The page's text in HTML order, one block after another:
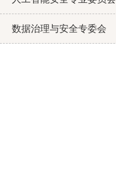
数据治理与安全专委会